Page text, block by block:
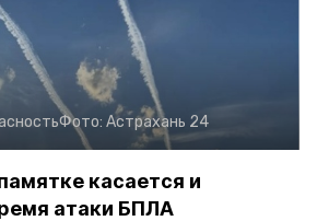
Фото: Астрахань 24
касается и
атаки БПЛА